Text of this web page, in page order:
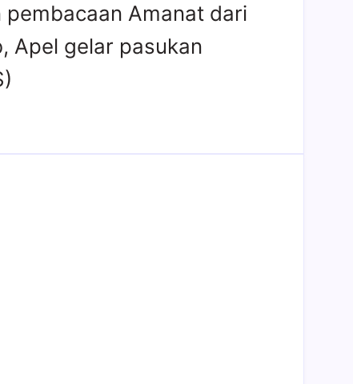
Amanat dari
Apel gelar pasukan